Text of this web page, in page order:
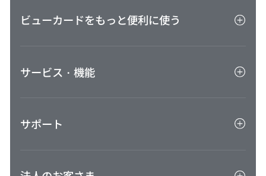
キャンペーン一覧
ETCカード
ビューカードをもっと便利に使う
ポイントを貯める
Suica・オートチャージのご利用・設定
サービス・機能
会員専用インターネットサービスVIEW's NET
ビューカード会員限定特典
サポート